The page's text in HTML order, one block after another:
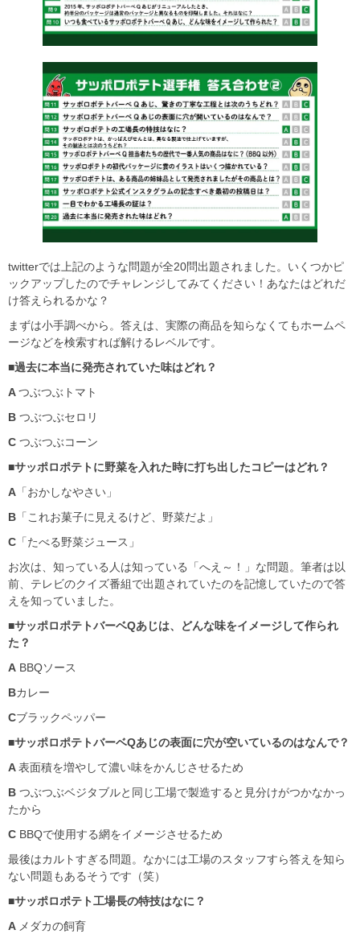
twitterでは上記のような問題が全20問出題されました。いくつかピ
ックアップしたのでチャレンジしてみてください！あなたはどれだ
け答えられるかな？
まずは小手調べから。答えは、実際の商品を知らなくてもホームペ
ージなどを検索すれば解けるレベルです。
■過去に本当に発売されていた味はどれ？
Aつぶつぶトマト
B つぶつぶセロリ
C つぶつぶコーン
■サッポロポテトに野菜を入れた時に打ち出したコピーはどれ？
A 「おかしなやさい」
B 「これお菓子に見えるけど、野菜だよ」
C 「たべる野菜ジュース」
お次は、知っている人は知っている「へえ～！」な問題。筆者は以
前、テレビのクイズ番組で出題されていたのを記憶していたので答
えを知っていました。
■サッポロポテトバーベQあじは、どんな味をイメージして作られ
た？
A BBQソース
Bカレー
Cブラックペッパー
■サッポロポテトバーベQあじの表面に穴が空いているのはなんで？
A表面積を増やして濃い味をかんじさせるため
B つぶつぶベジタブルと同じ工場で製造すると見分けがつかなかっ
たから
C BBQで使用する網をイメージさせるため
最後はカルトすぎる問題。なかには工場のスタッフすら答えを知ら
ない問題もあるそうです（笑）
■サッポロポテト工場長の特技はなに？
A メダカの飼育